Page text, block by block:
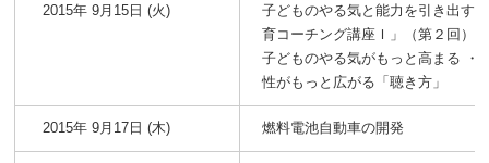
2015年 9月15日 (火)
子どものやる気と能力を引き出す
育コーチング講座Ｉ」（第２回）
子どものやる気がもっと高まる ・
性がもっと広がる「聴き方」
2015年 9月17日 (木) 燃料電池自動車の開発